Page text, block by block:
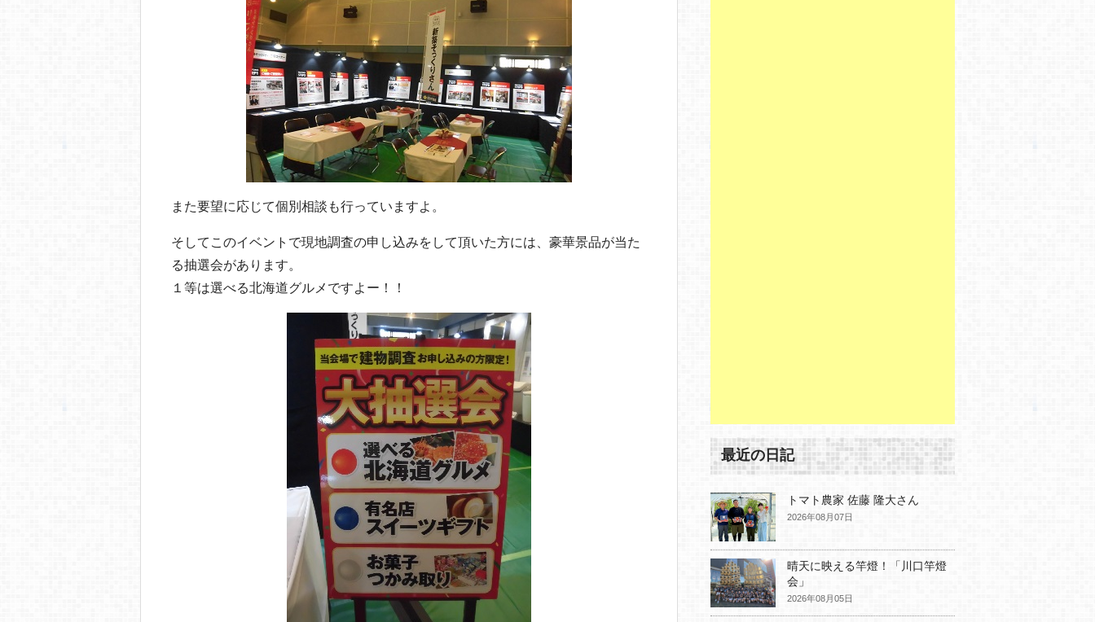
また要望に応じて個別相談も行っていますよ。
そしてこのイベントで現地調査の申し込みをして頂いた方には、豪華景品が当た
る抽選会があります。
１等は選べる北海道グルメですよー！！
最近の日記
トマト農家 佐藤 隆大さん
2026年08月07日
晴天に映える竿燈！「川口竿燈
会」
2026年08月05日